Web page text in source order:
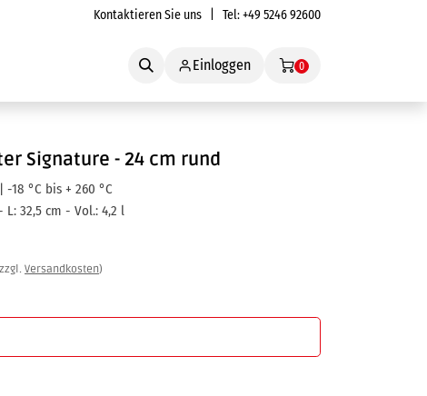
Kontaktieren Sie uns | Tel:+49 5246 92600
Einloggen 0
Signature - 24 cm rund
18 °C bis + 260 °C
L: 32,5 cm - Vol.: 4,2 l
Versandkosten)